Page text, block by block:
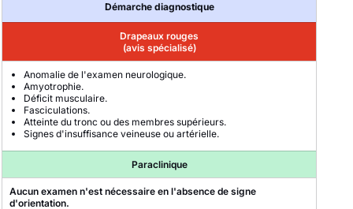
Démarche diagnostique
Drapeaux rouges
(avis spécialisé)
Anomalie de l'examen neurologique.
Amyotrophie.
Déficit musculaire.
Fasciculations.
Atteinte du tronc ou des membres supérieurs.
Signes d'insuffisance veineuse ou artérielle.
Paraclinique
Aucun examen n'est nécessaire en l'absence de signe
d'orientation.